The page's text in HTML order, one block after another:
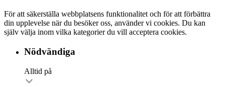
För att säkerställa webbplatsens funktionalitet och för att förbättra
din upplevelse när du besöker oss, använder vi cookies. Du kan
själv välja inom vilka kategorier du vill acceptera cookies.
Nödvändiga
Alltid på